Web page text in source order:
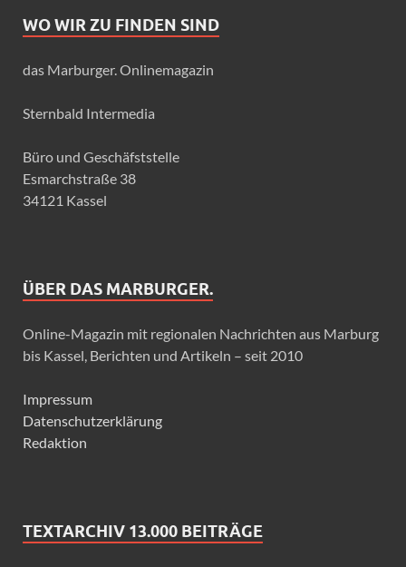
WO WIR ZU FINDEN SIND
das Marburger. Onlinemagazin
Sternbald Intermedia
Büro und Geschäfststelle
Esmarchstraße 38
34121 Kassel
ÜBER DAS MARBURGER.
Online-Magazin mit regionalen Nachrichten aus Marburg
bis Kassel, Berichten und Artikeln – seit 2010
Impressum
Datenschutzerklärung
Redaktion
TEXTARCHIV 13.000 BEITRÄGE